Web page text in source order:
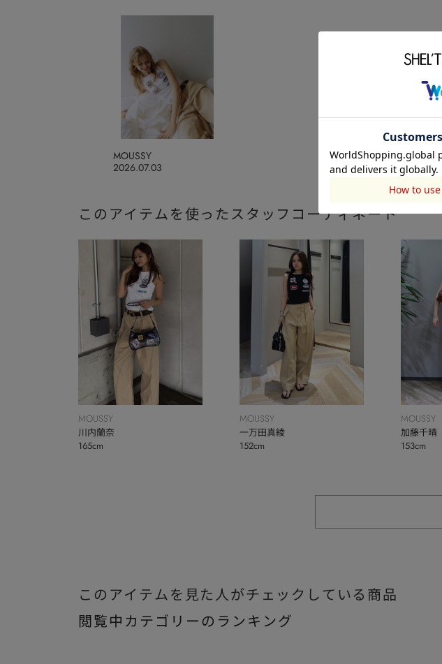
2026.07.03
MOUSSY
このアイテムを使ったスタッフコーディネート
MOUSSY
川内蘭奈
165cm
MOUSSY
一万田真綾
152cm
MOUSSY
加藤千晴
153cm
このアイテムを見た人がチェックしている商品
閲覧中カテゴリーのランキング